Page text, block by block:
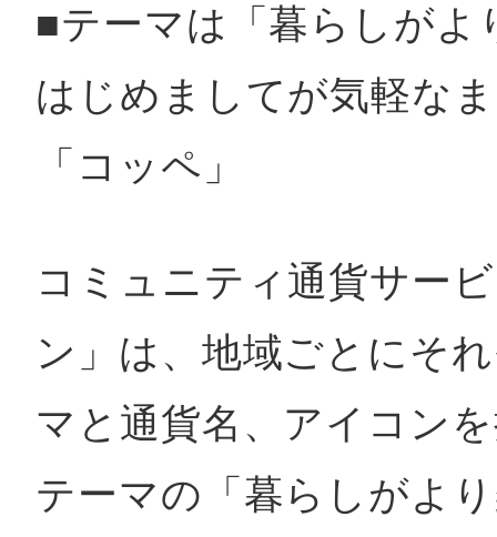
■テーマは「暮らしがよ
はじめましてが気軽な
「コッペ」
コミュニティ通貨サー
ン」は、地域ごとにそ
マと通貨名、アイコン
テーマの「暮らしがよ